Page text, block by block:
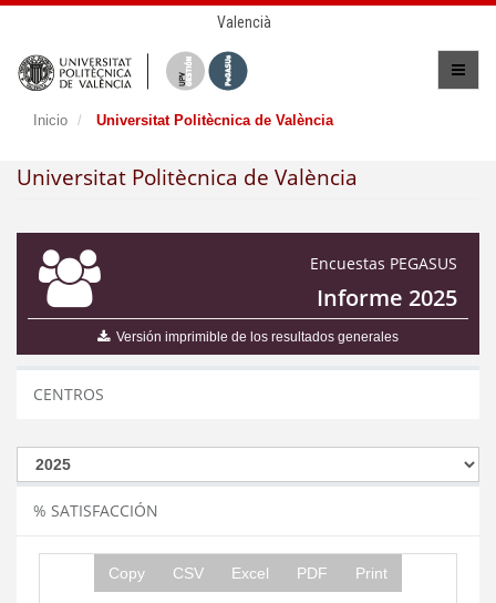
Valencià
Inicio Universitat Politècnica de València
Universitat Politècnica de València
Encuestas PEGASUS
Informe 2025
Versión imprimible de los resultados generales
CENTROS
% SATISFACCIÓN
Copy CSV Excel PDF Print